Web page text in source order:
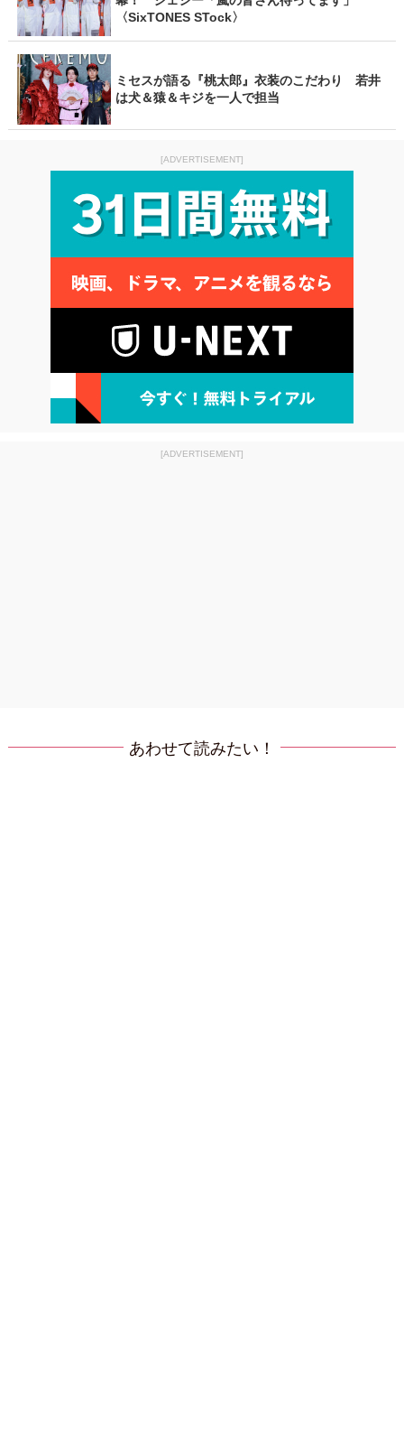
〈SixTONES STock〉
ミセスが語る『桃太郎』衣装のこだわり 若井
は犬＆猿＆キジを一人で担当
[ADVERTISEMENT]
[ADVERTISEMENT]
あわせて読みたい！